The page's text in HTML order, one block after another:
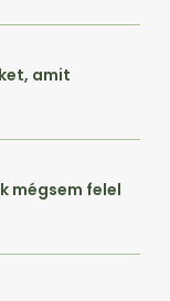
amit
mégsem felel